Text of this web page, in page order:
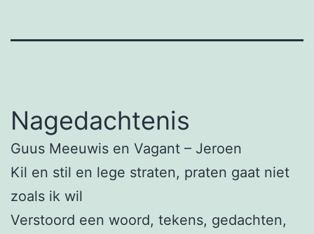
Nagedachtenis
Guus Meeuwis en Vagant – Jeroen
Kil en stil en lege straten, praten gaat niet
zoals ik wil
Verstoord een woord, tekens, gedachten,